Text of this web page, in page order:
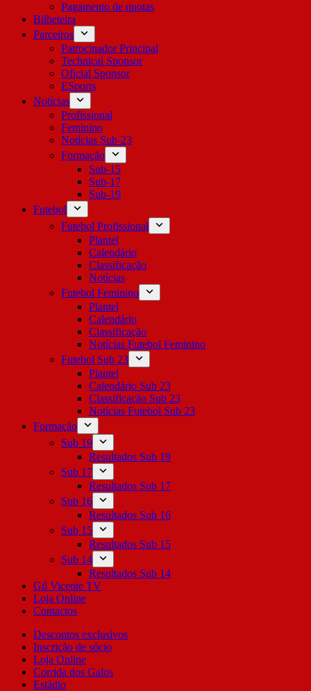
Pagamento de quotas
Bilheteira
Parceiros
Patrocinador Principal
Technical Sponsor
Oficial Sponsor
ESports
Notícias
Profissional
Feminino
Notícias Sub-23
Formação
Sub-15
Sub-17
Sub-19
Futebol
Futebol Profissional
Plantel
Calendário
Classificação
Notícias
Futebol Feminino
Plantel
Calendário
Classificação
Notícias Futebol Feminino
Futebol Sub 23
Plantel
Calendário Sub 23
Classificação Sub 23
Notícias Futebol Sub 23
Formação
Sub 19
Resultados Sub 19
Sub 17
Resultados Sub 17
Sub 16
Resultados Sub 16
Sub 15
Resultados Sub 15
Sub 14
Resultados Sub 14
Gil Vicente TV
Loja Online
Contactos
Descontos exclusivos
Inscrição de sócio
Loja Online
Corrida dos Galos
Estádio